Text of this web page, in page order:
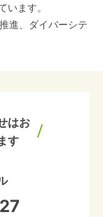
います。
進、ダイバーシテ
はお
す